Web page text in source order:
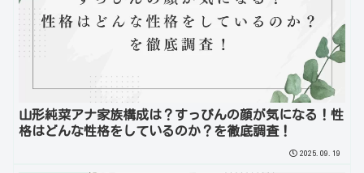
山形純菜アナ家族構成は？すっぴんの顔が気になる！性
格はどんな性格をしているのか？を徹底調査！
2025.09.19